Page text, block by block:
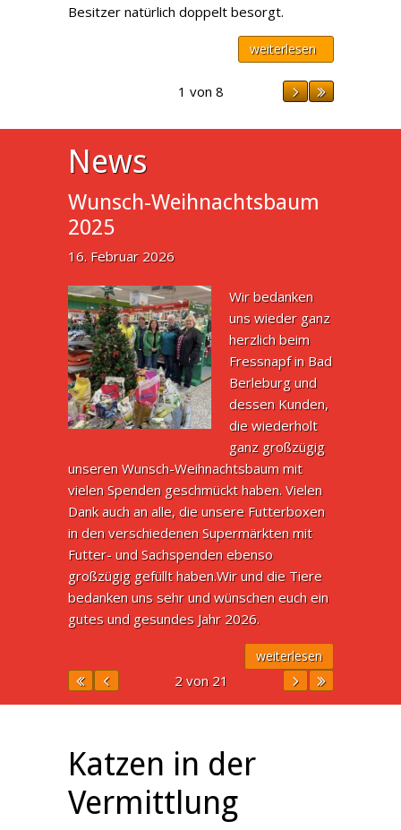
Besitzer natürlich doppelt besorgt.
weiterlesen
1 von 8
News
Wunsch-Weihnachtsbaum
2025
16. Februar 2026
Wir bedanken
uns wieder ganz
herzlich beim
Fressnapf in Bad
Berleburg und
dessen Kunden,
die wiederholt
ganz großzügig
unseren Wunsch-Weihnachtsbaum mit
vielen Spenden geschmückt haben. Vielen
Dank auch an alle, die unsere Futterboxen
in den verschiedenen Supermärkten mit
Futter- und Sachspenden ebenso
großzügig gefüllt haben.Wir und die Tiere
bedanken uns sehr und wünschen euch ein
gutes und gesundes Jahr 2026.
weiterlesen
2 von 21
Katzen in der
Vermittlung